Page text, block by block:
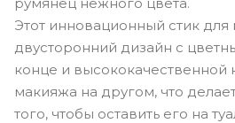
Этот инновационный стик
двусторонний дизайн с
конце и высококачественной
макияжа на другом, что
того, чтобы оставить его на